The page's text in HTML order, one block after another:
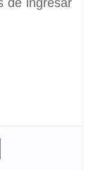
de ingresar